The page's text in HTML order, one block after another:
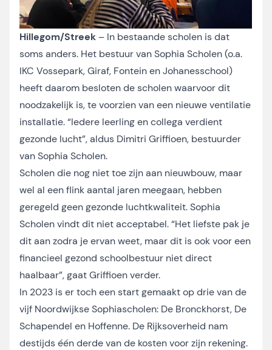
Hillegom/Streek – In bestaande scholen is dat
soms anders. Het bestuur van Sophia Scholen (o.a.
IKC Vossepark, Giraf, Fontein en Johanesschool)
heeft daarom besloten de scholen waarvoor dit
noodzakelijk is, te voorzien van een nieuwe ventilatie
installatie. “Iedere leerling en collega verdient
gezonde lucht”, aldus Dimitri Griffioen, bestuurder
van Sophia Scholen.
Scholen die nog niet toe zijn aan nieuwbouw, maar
wel al een flink aantal jaren meegaan, hebben
geregeld geen gezonde luchtkwaliteit. Sophia
Scholen vindt dit niet acceptabel. “Het liefste pak je
dit aan zodra je ervan weet, maar dit is ook voor een
financieel gezond schoolbestuur niet direct
haalbaar”, gaat Griffioen verder.
In 2023 is er toch een start gemaakt op drie van de
vijf Noordwijkse Sophiascholen: De Bronckhorst, De
Schapendel en Hoffenne. De Rijksoverheid nam
destijds één derde van de kosten voor zijn rekening.